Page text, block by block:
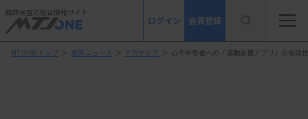
臨床検査の総合情報サイト
ログイン 会員登録
MTJONEトップ ＞ 業界ニュース ＞ アカデミア ＞ 心不全患者への「運動支援アプリ」の有